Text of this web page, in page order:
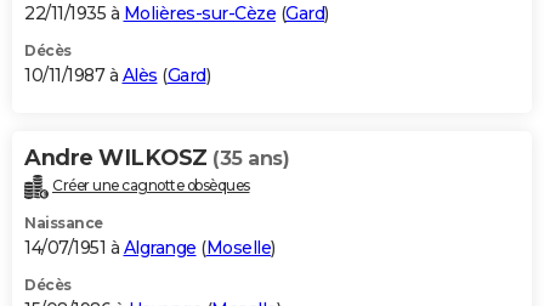
22/11/1935 à Molières-sur-Cèze (Gard)
Décès
10/11/1987 à Alès (Gard)
Andre WILKOSZ (35 ans)
Créer une cagnotte obsèques
Naissance
14/07/1951 à Algrange (Moselle)
Décès